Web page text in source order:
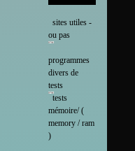
sites utiles -
ou pas
programmes
divers de
tests
tests
mémoire/ (
memory / ram
)